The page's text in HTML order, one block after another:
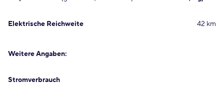
Elektrische Reichweite 42 km
Weitere Angaben:
Stromverbrauch